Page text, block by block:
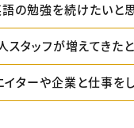
の勉強を続けたいと
スタッフが増えてきた
イターや企業と仕事を